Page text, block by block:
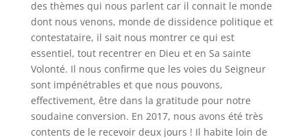
des thèmes qui nous parlent car il connait le monde
dont nous venons, monde de dissidence politique et
contestataire, il sait nous montrer ce qui est
essentiel, tout recentrer en Dieu et en Sa sainte
Volonté. Il nous confirme que les voies du Seigneur
sont impénétrables et que nous pouvons,
effectivement, être dans la gratitude pour notre
soudaine conversion. En 2017, nous avons été très
contents de le recevoir deux jours ! Il habite loin de